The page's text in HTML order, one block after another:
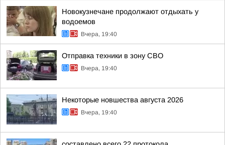
Новокузнечане продолжают отдыхать у
водоемов
Вчера, 19:40
Отправка техники в зону СВО
Вчера, 19:40
Некоторые новшества августа 2026
Вчера, 19:40